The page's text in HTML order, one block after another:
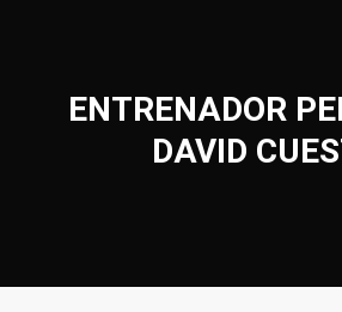
ENTRENADOR
DAVID